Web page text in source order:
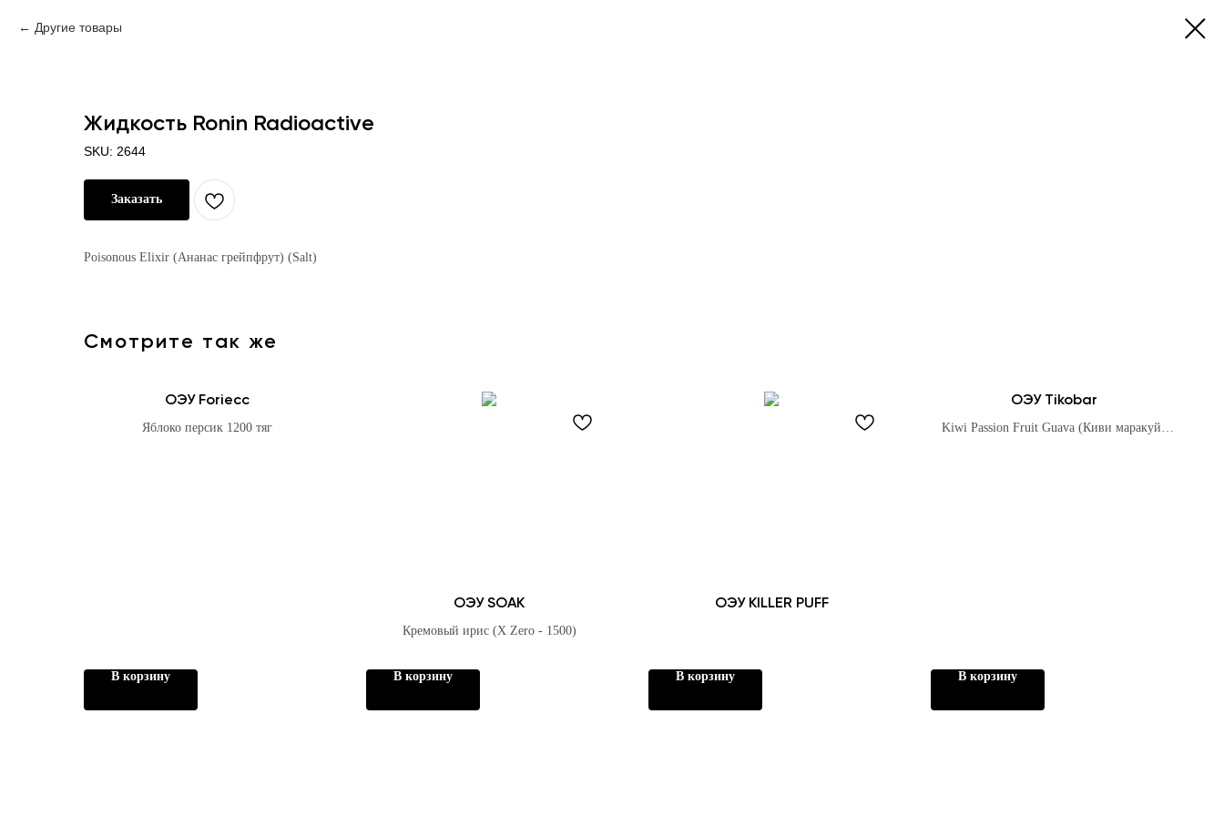
Другие товары
Жидкость Ronin Radioactive
SKU: 2644
Заказать
Poisonous Elixir (Ананас грейпфрут) (Salt)
Смотрите так же
ОЭУ Foriecc
Яблоко персик 1200 тяг
В корзину
ОЭУ SOAK
Кремовый ирис (X Zero - 1500)
В корзину
ОЭУ KILLER PUFF
В корзину
ОЭУ Tikobar
Kiwi Passion Fruit Guava (Киви маракуйя
В корзину